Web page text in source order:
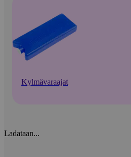
Kylmävaraajat
Ladataan...